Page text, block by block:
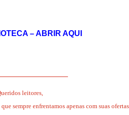
– ABRIR AQUI
leitores,
sempre enfrentamos apenas com suas ofertas